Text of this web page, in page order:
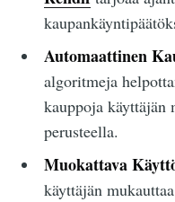
Automaattinen
algoritmeja
kauppoja käyttäjän
perusteella.
Muokattava
käyttäjän